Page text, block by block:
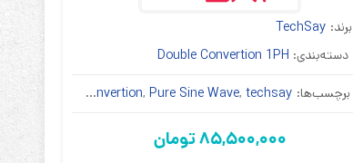
برند: TechSay
دسته‌بندی: Double Convertion 1PH
برچسب‌ها: double convertion,Pure Sine Wave,techsay
,آنلاین
85,500,000تومان